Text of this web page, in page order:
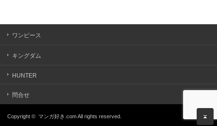
ワンピース
キングダム
HUNTER
問合せ
Copyright © マンガ好き.comAll rights reserved.